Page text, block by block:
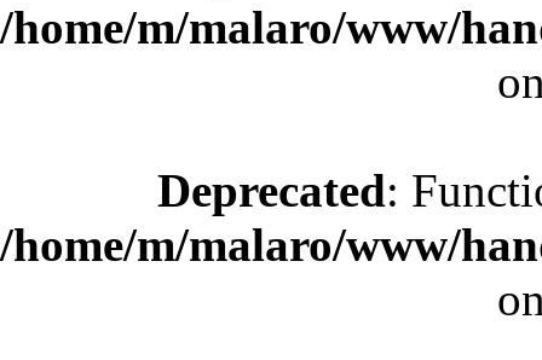
/home/m/malaro/www/
Deprecated:
/home/m/malaro/www/